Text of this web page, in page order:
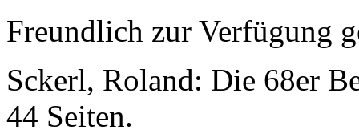
Freundlich zur Verfügung
Sckerl, Roland: Die 68er
44 Seiten.